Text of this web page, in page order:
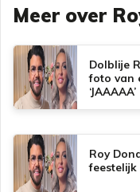
e
b
o
k
t
s
p
p
t
e
e
s
t
i
l
Meer over
Dolblije
foto van
‘JAAAAA’
Roy
feestelijk